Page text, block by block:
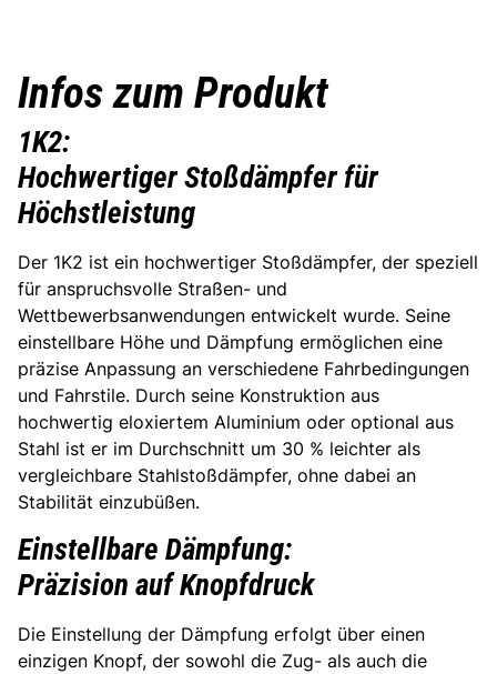
Infos zum Produkt
1K2:
Hochwertiger Stoßdämpfer für
Höchstleistung
Der 1K2 ist ein hochwertiger Stoßdämpfer, der speziell
für anspruchsvolle Straßen- und
Wettbewerbsanwendungen entwickelt wurde. Seine
einstellbare Höhe und Dämpfung ermöglichen eine
präzise Anpassung an verschiedene Fahrbedingungen
und Fahrstile. Durch seine Konstruktion aus
hochwertig eloxiertem Aluminium oder optional aus
Stahl ist er im Durchschnitt um 30 % leichter als
vergleichbare Stahlstoßdämpfer, ohne dabei an
Stabilität einzubüßen.
Einstellbare Dämpfung:
Präzision auf Knopfdruck
Die Einstellung der Dämpfung erfolgt über einen
einzigen Knopf, der sowohl die Zug- als auch die